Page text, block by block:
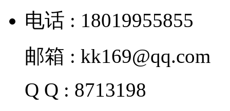
电话 : 18019955855
邮箱 : kk169@qq.com
Q Q : 8713198